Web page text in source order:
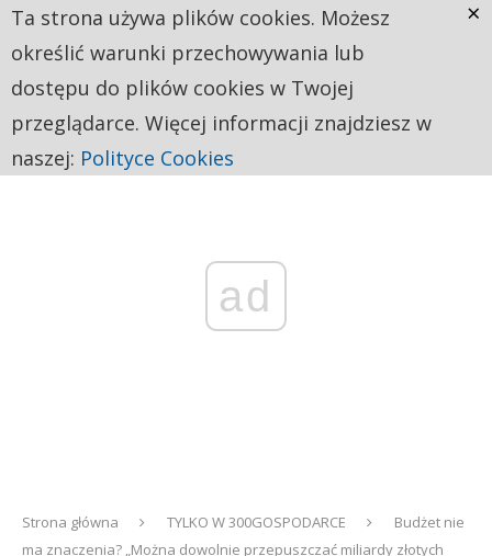
ad
Strona główna TYLKO W 300GOSPODARCE
Budżet nie
ma znaczenia? „Można dowolnie przepuszczać miliardy złotych
Ta strona używa plików cookies. Możesz
określić warunki przechowywania lub
dostępu do plików cookies w Twojej
przeglądarce. Więcej informacji znajdziesz w
naszej: Polityce Cookies
×